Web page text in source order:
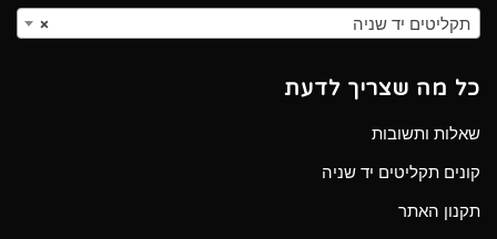
× תקליטים יד שניה
כל מה שצריך לדעת
שאלות ותשובות
קונים תקליטים יד שניה
תקנון האתר